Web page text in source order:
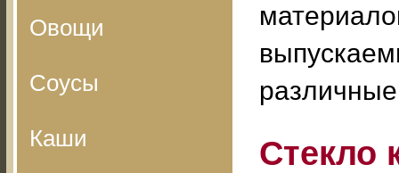
Овощи
Соусы
Каши Стекло